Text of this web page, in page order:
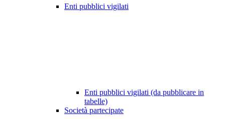
Enti pubblici vigilati
Enti pubblici vigilati (da pubblicare in
tabelle)
Società partecipate